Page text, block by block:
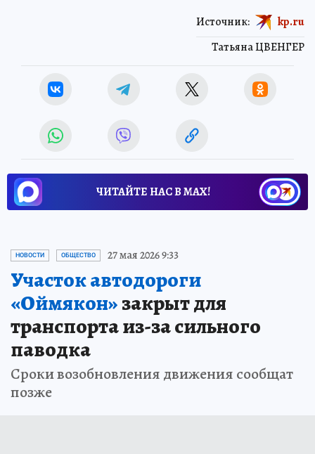
Татьяна ЦВЕНГЕР
Источник: kp.ru
ЧИТАЙТЕ НАС В МАХ!
НОВОСТИ ОБЩЕСТВО 27 мая 2026 9:33
Участок автодороги
«Оймякон»закрыт для
транспорта из-за сильного
паводка
Сроки возобновления движения сообщат
позже